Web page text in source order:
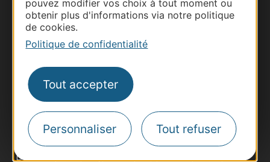
pouvez modifier vos choix à tout moment ou
obtenir plus d'informations via notre politique
de cookies.
Politique de confidentialité
Tout accepter
Personnaliser Tout refuser
Pros d'Occitanie
Site presse et d'influence
Destination Sport
Inscrivez-vous à la lettre d'information
Destination Occitanie pour recevoir des